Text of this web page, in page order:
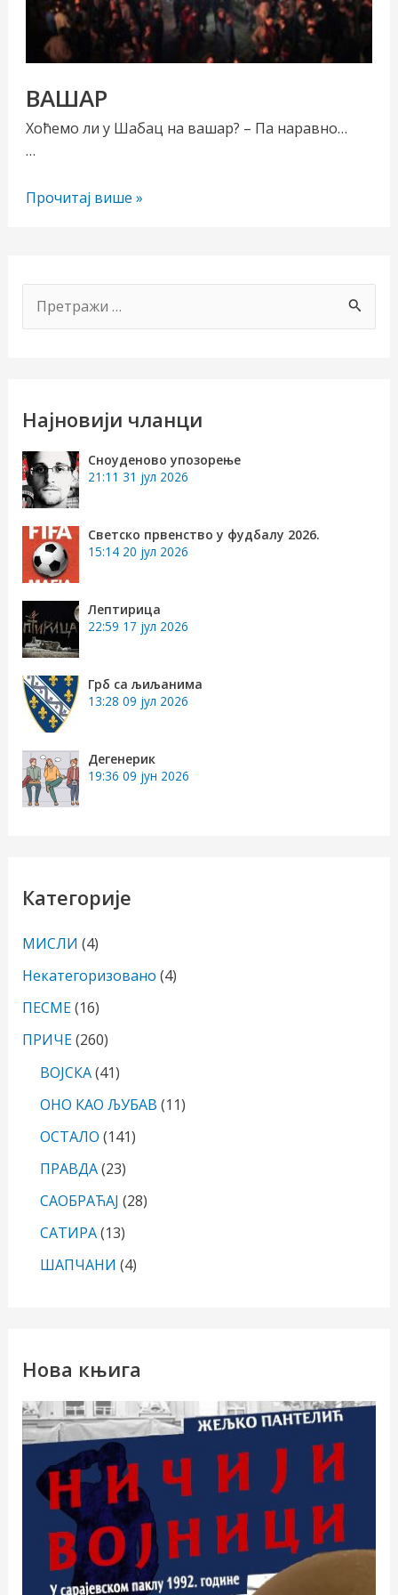
ВАШАР
Хоћемо ли у Шабац на вашар? – Па наравно…
…
ВАШАР
Прочитај више »
р
р
г
а
з
:
Најновији чланци
Сноуденово упозорење
21:11 31 јул 2026
Светско првенство у фудбалу 2026.
15:14 20 јул 2026
Лептирица
22:59 17 јул 2026
Грб са љиљанима
13:28 09 јул 2026
Дегенерик
19:36 09 јун 2026
Категорије
МИСЛИ (4)
Некатегоризовано (4)
ПЕСМЕ(16)
ПРИЧЕ(260)
ВОЈСКА(41)
ОНО КАО ЉУБАВ (11)
ОСТАЛО (141)
ПРАВДА(23)
САОБРАЋАЈ (28)
САТИРА(13)
ШАПЧАНИ (4)
Нова књига